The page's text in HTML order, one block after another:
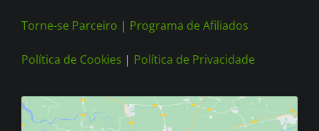
Torne-se Parceiro | Programa de Afiliados
Política de Cookies | Política de Privacidade